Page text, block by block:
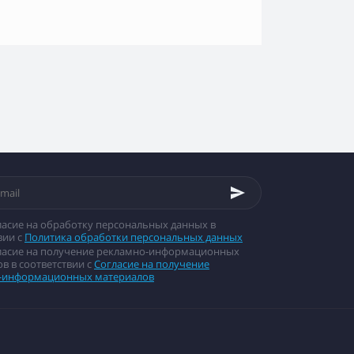
на обработку персональных данных в
с Политика обработки персональных данных
на получение рекламно-информационных
в соответствии сСогласие на получение
материалов